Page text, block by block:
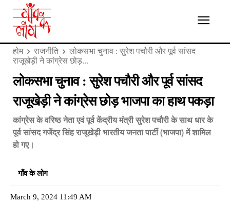
होम राजनीति
लोकसभा चुनाव : सुरेश पचौरी और पूर्व सांसद
राजूखेड़ी ने कांग्रेस छोड़...
लोकसभा चुनाव : सुरेश पचौरी और पूर्व सांसद
राजूखेड़ी ने कांग्रेस छोड़ भाजपा का हाथ पकड़ा
कांग्रेस के वरिष्ठ नेता एवं पूर्व केंद्रीय मंत्री सुरेश पचौरी के साथ धार के
पूर्व सांसद गजेंद्र सिंह राजूखेड़ी भारतीय जनता पार्टी (भाजपा) में शामिल
हो गए।
गाँव के लोग
March 9, 2024 11:49 AM